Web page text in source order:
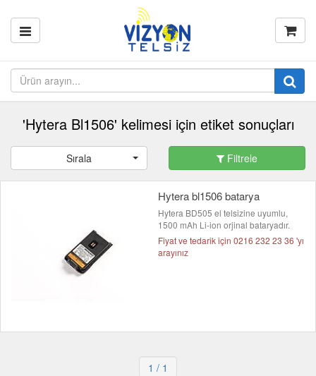
'Hytera Bl1506' kelimesi için etiket sonuçları
Sırala Filtrele
Hytera bl1506 batarya
Hytera BD505 el telsizine uyumlu,
1500 mAh Li-ion orjinal bataryadır.
Fiyat ve tedarik için 0216 232 23 36 'yı
arayınız
1 / 1